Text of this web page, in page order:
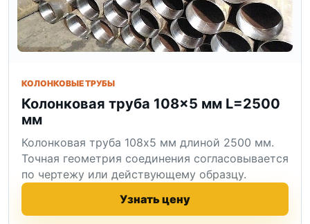
КОЛОНКОВЫЕ ТРУБЫ
Колонковая труба 108×5 мм L=2500
мм
Колонковая труба 108x5 мм длиной 2500 мм.
Точная геометрия соединения согласовывается
по чертежу или действующему образцу.
Узнать цену